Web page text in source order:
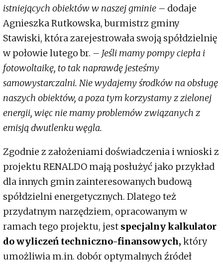
istniejących obiektów w naszej gminie – dodaje
Agnieszka Rutkowska, burmistrz gminy
Stawiski, która zarejestrowała swoją spółdzielnię
w połowie lutego br. – Jeśli mamy pompy ciepła i
fotowoltaikę, to tak naprawdę jesteśmy
samowystarczalni. Nie wydajemy środków na obsługę
naszych obiektów, a poza tym korzystamy z zielonej
energii, więc nie mamy problemów związanych z
emisją dwutlenku węgla.
Zgodnie z założeniami doświadczenia i wnioski z
projektu RENALDO mają posłużyć jako przykład
dla innych gmin zainteresowanych budową
spółdzielni energetycznych. Dlatego też
przydatnym narzędziem, opracowanym w
ramach tego projektu, jest specjalny kalkulator
do wyliczeń techniczno-finansowych, który
umożliwia m.in. dobór optymalnych źródeł